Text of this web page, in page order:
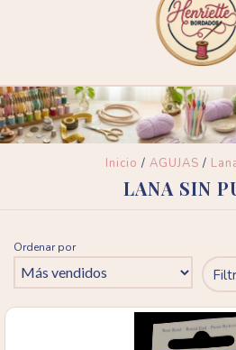
Inicio / AGUJAS /
LANA SIN
Ordenar por